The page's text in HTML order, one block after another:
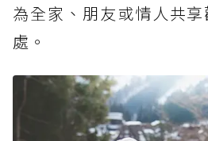
為全家、朋友或情人共
處。